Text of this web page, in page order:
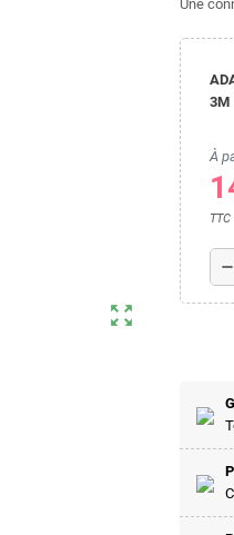
zoom_out_map
Une
3M
À
TTC
remove